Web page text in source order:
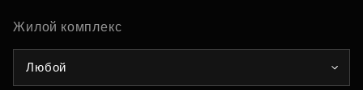
Жилой комплекс
Любой